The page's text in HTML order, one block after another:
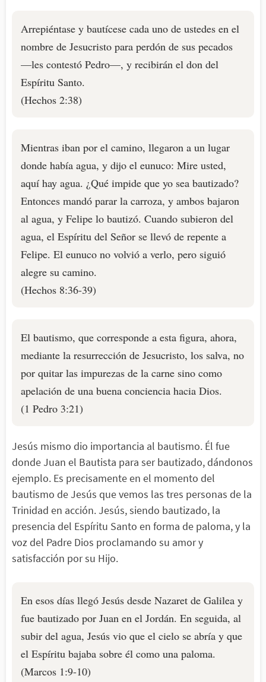
Arrepiéntase y bautícese cada uno de ustedes en el
nombre de Jesucristo para perdón de sus pecados
—les contestó Pedro—, y recibirán el don del
Espíritu Santo.
(Hechos 2:38)
Mientras iban por el camino, llegaron a un lugar
donde había agua, y dijo el eunuco: Mire usted,
aquí hay agua. ¿Qué impide que yo sea bautizado?
Entonces mandó parar la carroza, y ambos bajaron
al agua, y Felipe lo bautizó. Cuando subieron del
agua, el Espíritu del Señor se llevó de repente a
Felipe. El eunuco no volvió a verlo, pero siguió
alegre su camino.
(Hechos 8:36-39)
El bautismo, que corresponde a esta figura, ahora,
mediante la resurrección de Jesucristo, los salva, no
por quitar las impurezas de la carne sino como
apelación de una buena conciencia hacia Dios.
(1 Pedro 3:21)
Jesús mismo dio importancia al bautismo. Él fue
donde Juan el Bautista para ser bautizado, dándonos
ejemplo. Es precisamente en el momento del
bautismo de Jesús que vemos las tres personas de la
Trinidad en acción. Jesús, siendo bautizado, la
presencia del Espíritu Santo en forma de paloma, y la
voz del Padre Dios proclamando su amor y
satisfacción por su Hijo.
En esos días llegó Jesús desde Nazaret de Galilea y
fue bautizado por Juan en el Jordán. En seguida, al
subir del agua, Jesús vio que el cielo se abría y que
el Espíritu bajaba sobre él como una paloma.
(Marcos 1:9-10)